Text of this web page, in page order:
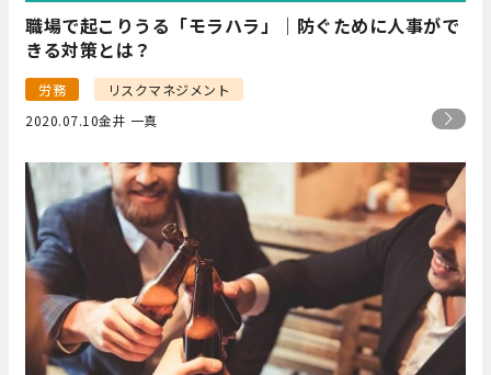
職場で起こりうる「モラハラ」｜防ぐために人事がで
きる対策とは？
労務
リスクマネジメント
2020.07.10金井 一真